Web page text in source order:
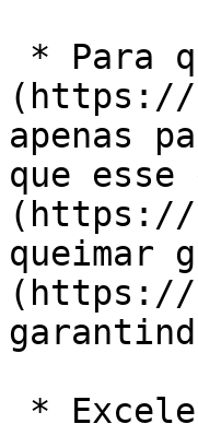
(https://
apenas
que
(https://
queimar
(https://